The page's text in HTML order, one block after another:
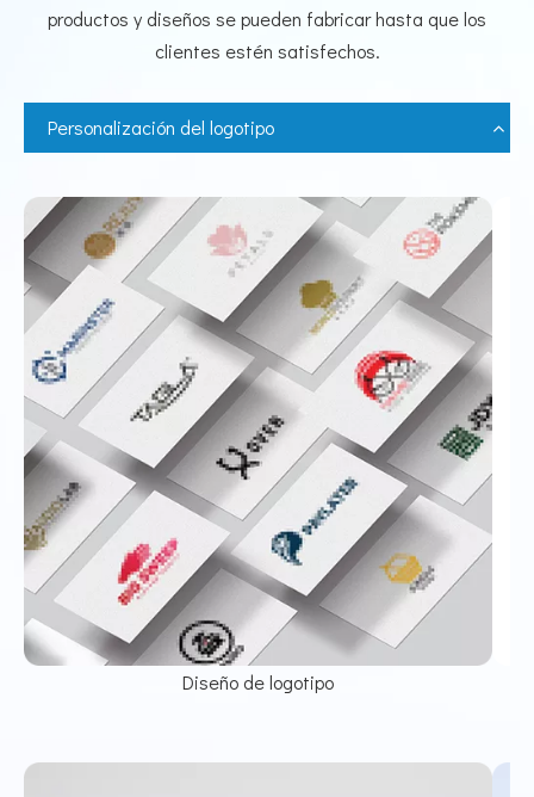
productos y diseños se pueden fabricar hasta que los
clientes estén satisfechos.
Personalización del logotipo
Diseño de logotipo